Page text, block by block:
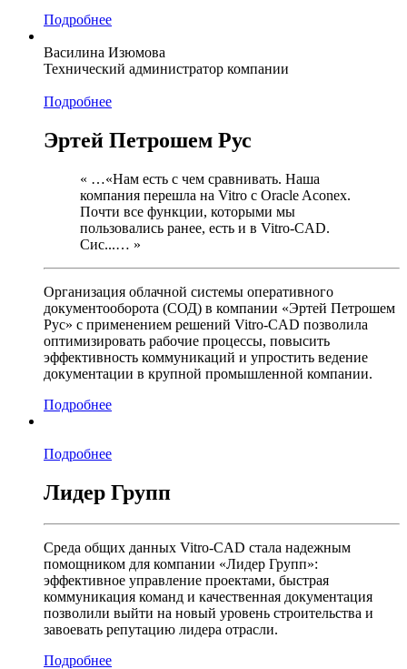
Подробнее
Василина Изюмова
Технический администратор компании
Подробнее
Эртей Петрошем Рус
« …«Нам есть с чем сравнивать. Наша
компания перешла на Vitro с Oracle Aconex.
Почти все функции, которыми мы
пользовались ранее, есть и в Vitro-CAD.
Сис...… »
Организация облачной системы оперативного
документооборота (СОД) в компании «Эртей Петрошем
Рус» с применением решений Vitro-CAD позволила
оптимизировать рабочие процессы, повысить
эффективность коммуникаций и упростить ведение
документации в крупной промышленной компании.
Подробнее
Подробнее
Лидер Групп
Среда общих данных Vitro-CAD стала надежным
помощником для компании «Лидер Групп»:
эффективное управление проектами, быстрая
коммуникация команд и качественная документация
позволили выйти на новый уровень строительства и
завоевать репутацию лидера отрасли.
Подробнее